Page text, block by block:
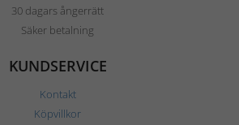
30 dagars ångerrätt
Säker betalning
KUNDSERVICE
Kontakt
Köpvillkor